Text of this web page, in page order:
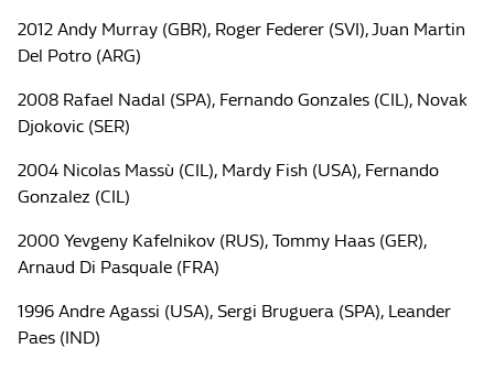
2012 Andy Murray (GBR), Roger Federer (SVI), Juan Martin
Del Potro (ARG)
2008 Rafael Nadal (SPA), Fernando Gonzales (CIL), Novak
Djokovic (SER)
2004 Nicolas Massù (CIL), Mardy Fish (USA), Fernando
Gonzalez (CIL)
2000 Yevgeny Kafelnikov (RUS), Tommy Haas (GER),
Arnaud Di Pasquale (FRA)
1996 Andre Agassi (USA), Sergi Bruguera (SPA), Leander
Paes (IND)